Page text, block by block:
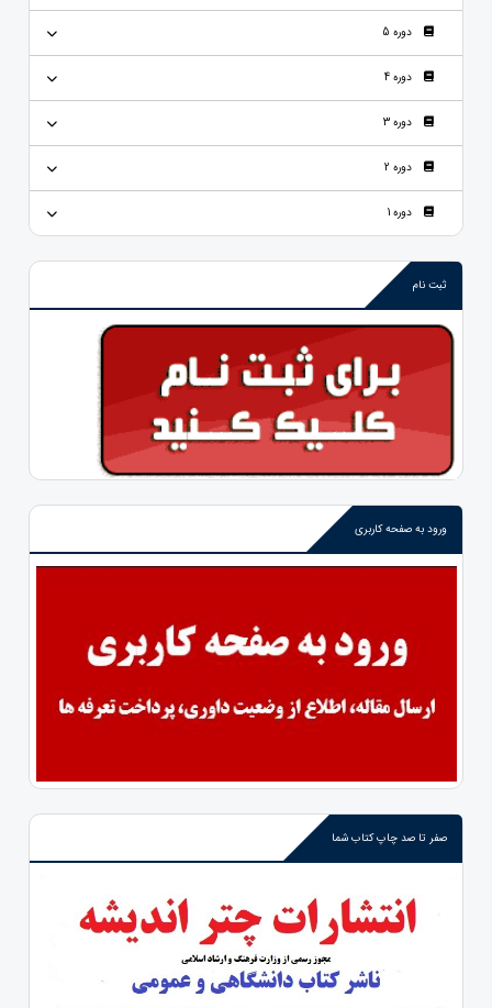
دوره 5
دوره 4
دوره 3
دوره 2
دوره 1
ثبت نام
ورود به صفحه کاربری
صفر تا صد چاپ کتاب شما